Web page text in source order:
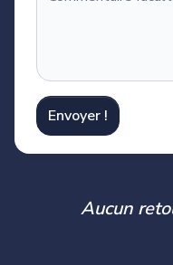
Envoyer !
Aucun